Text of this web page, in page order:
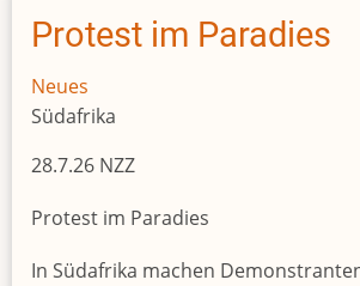
Entwicklungsländern
Kredite
Protest im Paradies
Neues
Südafrika
28.7.26 NZZ
Protest im Paradies
In Südafrika machen